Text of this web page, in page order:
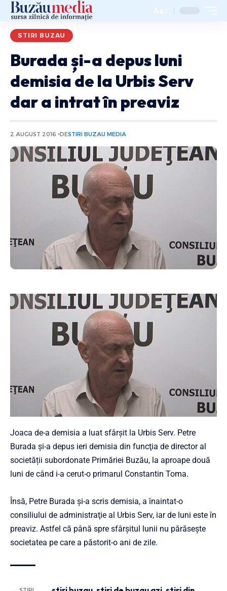
Aa
STIRI BUZAU
Burada și-a depus luni
demisia de la Urbis Serv
dar a intrat în preaviz
2 AUGUST 2016 DESTIRI BUZAU MEDIA
Joaca de-a demisia a luat sfârșit la Urbis Serv. Petre
Burada şi-a depus ieri demisia din funcţia de director al
societății subordonate Primăriei Buzău, la aproape două
luni de când i-a cerut-o primarul Constantin Toma.
Însă, Petre Burada şi-a scris demisia, a înaintat-o
consiliului de administraţie al Urbis Serv, iar de luni este în
preaviz. Astfel că până spre sfârșitul lunii nu părăsește
societatea pe care a păstorit-o ani de zile.